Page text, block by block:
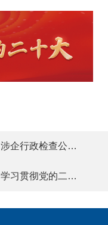
涉企行政检查公示专栏
学习贯彻党的二十届三中全会精神